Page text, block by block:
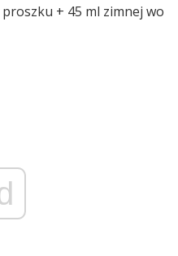
proszku + 45 ml zimnej wo